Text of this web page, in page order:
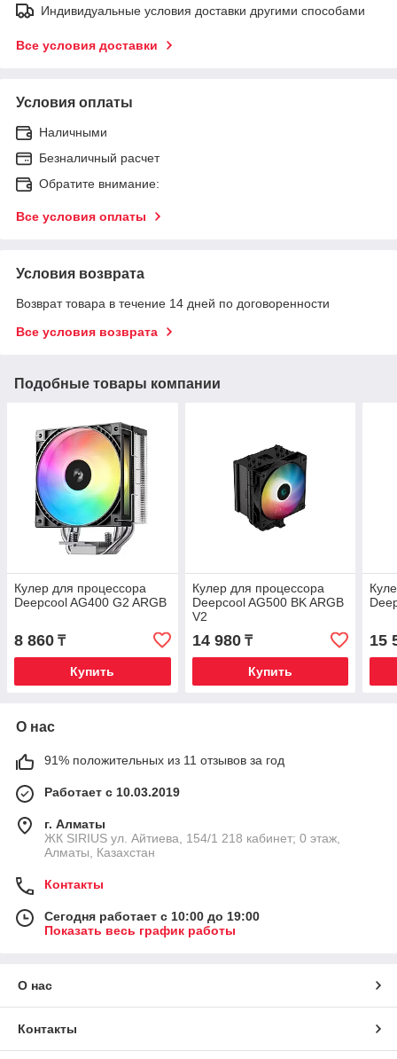
Индивидуальные условия доставки другими способами
Все условия доставки
Условия оплаты
Наличными
Безналичный расчет
Обратите внимание:
Все условия оплаты
Условия возврата
Возврат товара в течение 14 дней по договоренности
Все условия возврата
Подобные товары компании
Кулер для процессора
Deepcool AG400 G2 ARGB
8 860 ₸
Купить
Кулер для процессора
Deepcool AG500 BK ARGB
V2
14 980₸
Купить
15
О нас
91% положительных из 11 отзывов за год
Работает с 10.03.2019
г. Алматы
​ЖК SIRIUS​ ул. Айтиева, 154/1​ 218 кабинет; 0 этаж,
Алматы, Казахстан
Контакты
Сегодня работает с 10:00 до 19:00
Показать весь график работы
О нас
Контакты